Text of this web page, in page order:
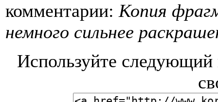
комментарии: Копия
немного сильнее
Используйте следующий